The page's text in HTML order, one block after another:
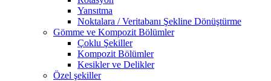
Yansıtma
Noktalara / Veritabanı Şekline Dönüştürme
Gömme ve Kompozit Bölümler
Çoklu Şekiller
Kompozit Bölümler
Kesikler ve Delikler
Özel şekiller